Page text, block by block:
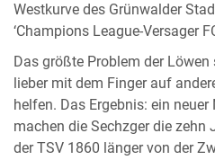
Westkurve des Grünwalder
‘Champions League-Versager
Das größte Problem der Löwen
lieber mit dem Finger auf
helfen. Das Ergebnis: ein
machen die Sechzger die
der TSV 1860 länger von der